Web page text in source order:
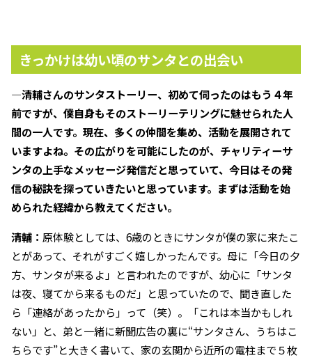
きっかけは幼い頃のサンタとの出会い
―清輔さんのサンタストーリー、初めて伺ったのはもう４年
前ですが、僕自身もそのストーリーテリングに魅せられた人
間の一人です。現在、多くの仲間を集め、活動を展開されて
いますよね。その広がりを可能にしたのが、チャリティーサ
ンタの上手なメッセージ発信だと思っていて、今日はその発
信の秘訣を探っていきたいと思っています。まずは活動を始
められた経緯から教えてください。
清輔： 原体験としては、6歳のときにサンタが僕の家に来たこ
とがあって、それがすごく嬉しかったんです。母に「今日の夕
方、サンタが来るよ」と言われたのですが、幼心に「サンタ
は夜、寝てから来るものだ」と思っていたので、聞き直した
ら「連絡があったから」って（笑）。「これは本当かもしれ
ない」と、弟と一緒に新聞広告の裏に“サンタさん、うちはこ
ちらです”と大きく書いて、家の玄関から近所の電柱まで５枚